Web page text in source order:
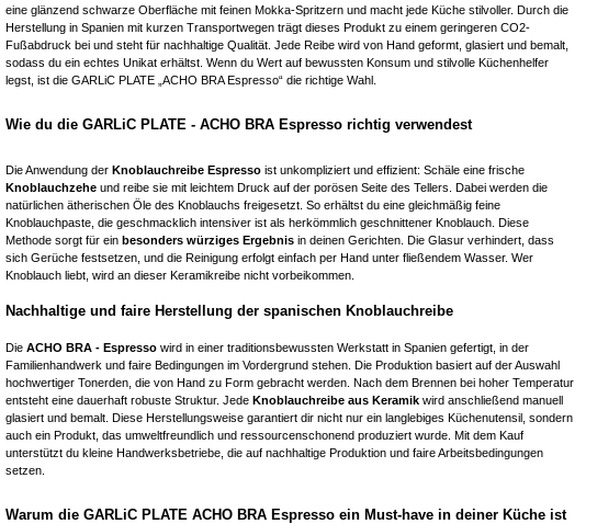
eine glänzend schwarze Oberfläche mit feinen Mokka-Spritzern und macht jede Küche stilvoller. Durch die
Herstellung in Spanien mit kurzen Transportwegen trägt dieses Produkt zu einem geringeren CO2-
Fußabdruck bei und steht für nachhaltige Qualität. Jede Reibe wird von Hand geformt, glasiert und bemalt,
sodass du ein echtes Unikat erhältst. Wenn du Wert auf bewussten Konsum und stilvolle Küchenhelfer
legst, ist die GARLiC PLATE „ACHO BRA Espresso“ die richtige Wahl.
Wie du die GARLiC PLATE - ACHO BRA Espresso richtig verwendest
Die Anwendung der Knoblauchreibe Espresso ist unkompliziert und effizient: Schäle eine frische
Knoblauchzehe und reibe sie mit leichtem Druck auf der porösen Seite des Tellers. Dabei werden die
natürlichen ätherischen Öle des Knoblauchs freigesetzt. So erhältst du eine gleichmäßig feine
Knoblauchpaste, die geschmacklich intensiver ist als herkömmlich geschnittener Knoblauch. Diese
Methode sorgt für ein besonders würziges Ergebnis in deinen Gerichten. Die Glasur verhindert, dass
sich Gerüche festsetzen, und die Reinigung erfolgt einfach per Hand unter fließendem Wasser. Wer
Knoblauch liebt, wird an dieser Keramikreibe nicht vorbeikommen.
Nachhaltige und faire Herstellung der spanischen Knoblauchreibe
Die ACHO BRA - Espresso wird in einer traditionsbewussten Werkstatt in Spanien gefertigt, in der
Familienhandwerk und faire Bedingungen im Vordergrund stehen. Die Produktion basiert auf der Auswahl
hochwertiger Tonerden, die von Hand zu Form gebracht werden. Nach dem Brennen bei hoher Temperatur
entsteht eine dauerhaft robuste Struktur. Jede Knoblauchreibe aus Keramik wird anschließend manuell
glasiert und bemalt. Diese Herstellungsweise garantiert dir nicht nur ein langlebiges Küchenutensil, sondern
auch ein Produkt, das umweltfreundlich und ressourcenschonend produziert wurde. Mit dem Kauf
unterstützt du kleine Handwerksbetriebe, die auf nachhaltige Produktion und faire Arbeitsbedingungen
setzen.
Warum die GARLiC PLATE ACHO BRA Espresso ein Must-have in deiner Küche ist